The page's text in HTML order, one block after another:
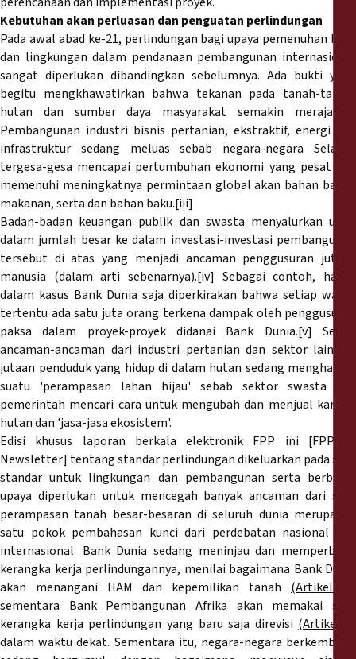
Kebutuhan akan perluasan dan penguatan perlindungan
Pada awal abad ke-21, perlindungan bagi upaya pemenuhan HAM
dan lingkungan dalam pendanaan pembangunan internasional
sangat diperlukan dibandingkan sebelumnya. Ada bukti yang
begitu mengkhawatirkan bahwa tekanan pada tanah-tanah,
hutan dan sumber daya masyarakat semakin merajalela.
Pembangunan industri bisnis pertanian, ekstraktif, energi dan
infrastruktur sedang meluas sebab negara-negara Selatan
tergesa-gesa mencapai pertumbuhan ekonomi yang pesat dan
memenuhi meningkatnya permintaan global akan bahan bakar,
makanan, serta dan bahan baku.[iii]
Badan-badan keuangan publik dan swasta menyalurkan uang
dalam jumlah besar ke dalam investasi-investasi pembangunan
tersebut di atas yang menjadi ancaman penggusuran jutaan
manusia (dalam arti sebenarnya).[iv] Sebagai contoh, hanya
dalam kasus Bank Dunia saja diperkirakan bahwa setiap waktu
tertentu ada satu juta orang terkena dampak oleh penggusuran
paksa dalam proyek-proyek didanai Bank Dunia.[v] Selain
ancaman-ancaman dari industri pertanian dan sektor lainnya,
jutaan penduduk yang hidup di dalam hutan sedang menghadapi
suatu 'perampasan lahan hijau' sebab sektor swasta dan
pemerintah mencari cara untuk mengubah dan menjual karbon
hutan dan 'jasa-jasa ekosistem'.
Edisi khusus laporan berkala elektronik FPP ini [FPP E-
Newsletter] tentang standar perlindungan dikeluarkan pada saat
standar untuk lingkungan dan pembangunan serta berbagai
upaya diperlukan untuk mencegah banyak ancaman dari satu
perampasan tanah besar-besaran di seluruh dunia merupakan
satu pokok pembahasan kunci dari perdebatan nasional dan
internasional. Bank Dunia sedang meninjau dan memperbarui
kerangka kerja perlindungannya, menilai bagaimana Bank Dunia
akan menangani HAM dan kepemilikan tanah (Artikel 5)
sementara Bank Pembangunan Afrika akan memakai satu
kerangka kerja perlindungan yang baru saja direvisi (Artikel 9)
dalam waktu dekat. Sementara itu, negara-negara berkembang